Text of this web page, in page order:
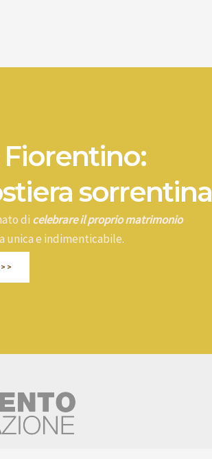
sorrentina
di celebrare il proprio matrimonio
unica e indimenticabile.